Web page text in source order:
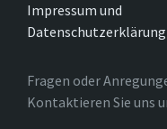
Impressum und
Datenschutzerklärung
Fragen oder
Kontaktieren Sie uns